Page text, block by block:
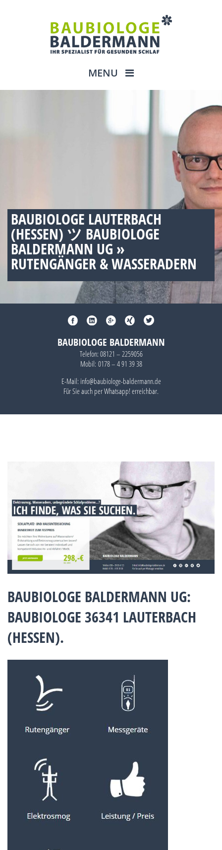
MENU
BAUBIOLOGE LAUTERBACH
(HESSEN) ツ BAUBIOLOGE
BALDERMANN UG »
RUTENGÄNGER & WASSERADERN
BAUBIOLOGE BALDERMANN
Telefon: 08121 – 2259056
Mobil: 0178 – 4 91 39 38
E-Mail: info@baubiologe-baldermann.de
Für Sie auch perWhatsapp!erreichbar.
BAUBIOLOGE BALDERMANN UG:
BAUBIOLOGE 36341 LAUTERBACH
(HESSEN).